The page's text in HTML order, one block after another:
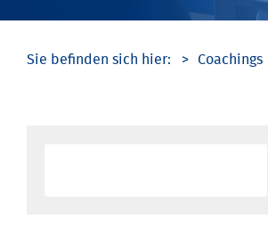
Coachings